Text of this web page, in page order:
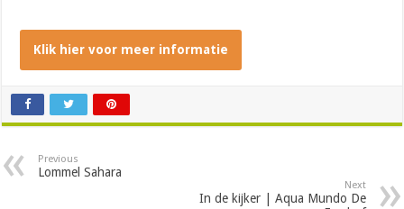
Klik hier voor meer informatie
Previous
Lommel Sahara
Next
In de kijker | Aqua Mundo De